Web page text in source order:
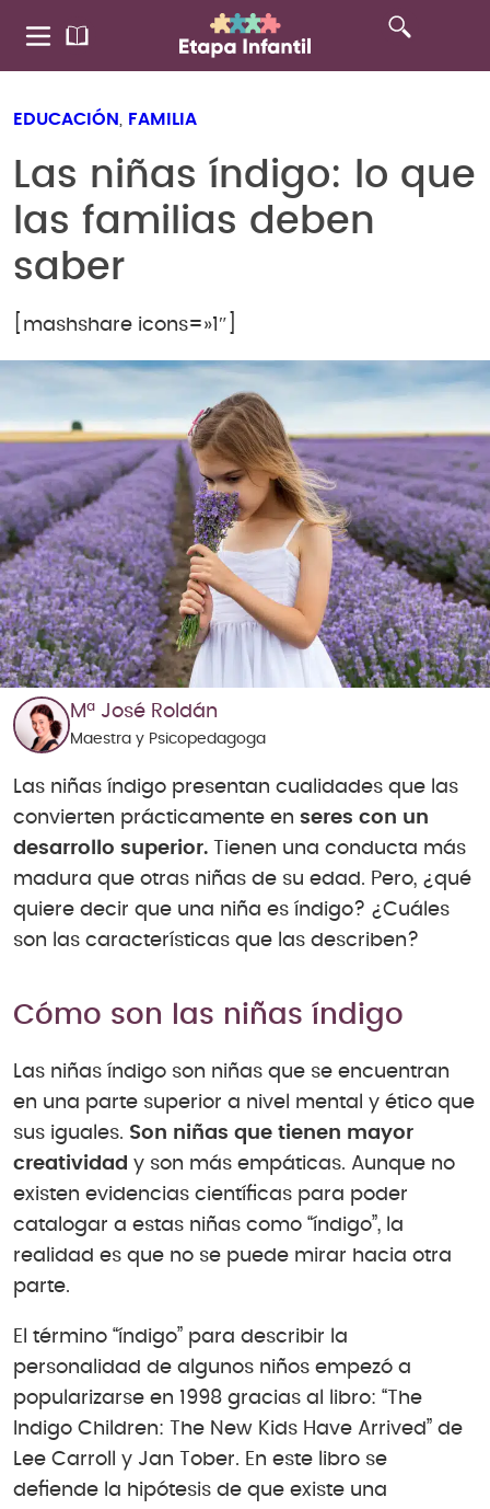
EDUCACIÓN FAMILIA
Las niñas índigo: lo que
las familias deben
saber
[mashshare icons=»1″]
Mª José Roldán
Maestra y Psicopedagoga
Las niñas índigo presentan cualidades que las
convierten prácticamente en seres con un
desarrollo superior. Tienen una conducta más
madura que otras niñas de su edad. Pero, ¿qué
quiere decir que una niña es índigo? ¿Cuáles
son las características que las describen?
Cómo son las niñas índigo
Las niñas índigo son niñas que se encuentran
en una parte superior a nivel mental y ético que
sus iguales. Son niñas que tienen mayor
creatividad y son más empáticas. Aunque no
existen evidencias científicas para poder
catalogar a estas niñas como “índigo”, la
realidad es que no se puede mirar hacia otra
parte.
El término “índigo” para describir la
personalidad de algunos niños empezó a
popularizarse en 1998 gracias al libro: “The
Indigo Children: The New Kids Have Arrived” de
Lee Carroll y Jan Tober. En este libro se
defiende la hipótesis de que existe una